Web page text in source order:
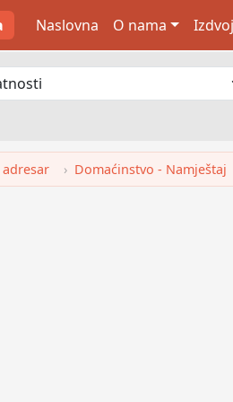
Naslovna O nama
Domaćinstvo - Namještaj